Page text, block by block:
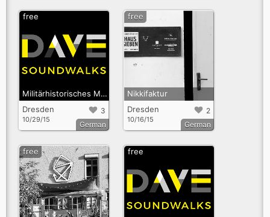
Militärhistorisches Museum
3
Dresden
10/29/15
free
German
Nikkifaktur
2
Dresden
10/16/15
free
German
free free